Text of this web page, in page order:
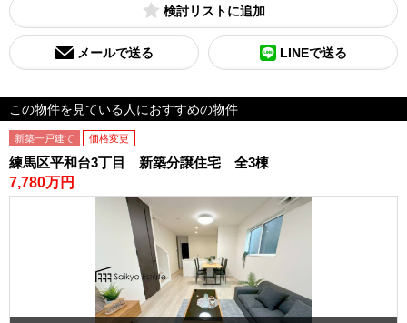
検討リスト
メールで送る LINEで送る
この物件を見ている人におすすめの物件
新築一戸建て 価格変更
練馬区平和台3丁目 新築分譲住宅 全3棟
7,780万円